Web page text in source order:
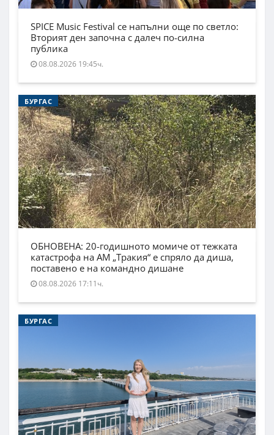
SPICE Music Festival се напълни още по светло:
Вторият ден започна с далеч по-силна
публика
08.08.2026 19:45ч.
БУРГАС
ОБНОВЕНА: 20-годишното момиче от тежката
катастрофа на АМ „Тракия“ е спряло да диша,
поставено е на командно дишане
08.08.2026 17:11ч.
БУРГАС